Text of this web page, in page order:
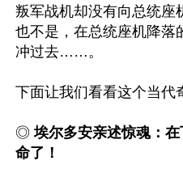
叛军战机却没有向总统座
也不是，在总统座机降落
冲过去……。
下面让我们看看这个当代
◎ 埃尔多安亲述惊魂：
命了！